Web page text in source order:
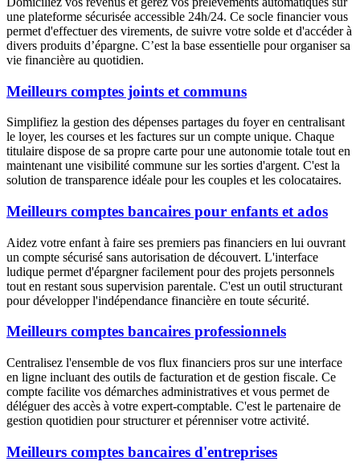
une plateforme sécurisée accessible 24h/24. Ce socle financier vous
permet d'effectuer des virements, de suivre votre solde et d'accéder à
divers produits d’épargne. C’est la base essentielle pour organiser sa
vie financière au quotidien.
Meilleurs comptes joints et communs
Simplifiez la gestion des dépenses partages du foyer en centralisant
le loyer, les courses et les factures sur un compte unique. Chaque
titulaire dispose de sa propre carte pour une autonomie totale tout en
maintenant une visibilité commune sur les sorties d'argent. C'est la
solution de transparence idéale pour les couples et les colocataires.
Meilleurs comptes bancaires pour enfants et ados
Aidez votre enfant à faire ses premiers pas financiers en lui ouvrant
un compte sécurisé sans autorisation de découvert. L'interface
ludique permet d'épargner facilement pour des projets personnels
tout en restant sous supervision parentale. C'est un outil structurant
pour développer l'indépendance financière en toute sécurité.
Meilleurs comptes bancaires professionnels
Centralisez l'ensemble de vos flux financiers pros sur une interface
en ligne incluant des outils de facturation et de gestion fiscale. Ce
compte facilite vos démarches administratives et vous permet de
déléguer des accès à votre expert-comptable. C'est le partenaire de
gestion quotidien pour structurer et pérenniser votre activité.
Meilleurs comptes bancaires d'entreprises